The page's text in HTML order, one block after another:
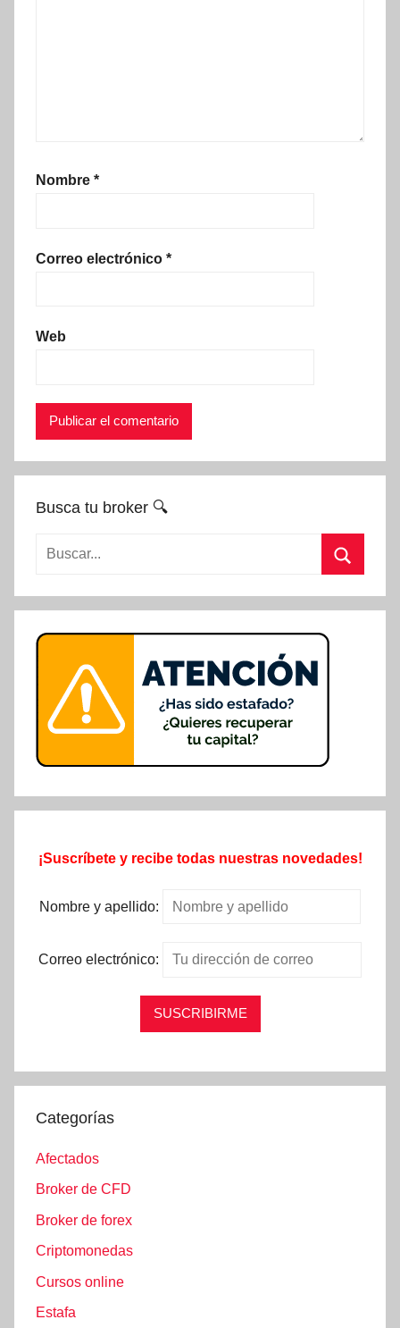
Nombre *
Correo electrónico *
Web
Busca tu broker 🔍
Buscar:
¡Suscríbete y recibe todas nuestras novedades!
Nombre y apellido:
Correo electrónico:
Categorías
Afectados
Broker de CFD
Broker de forex
Criptomonedas
Cursos online
Estafa